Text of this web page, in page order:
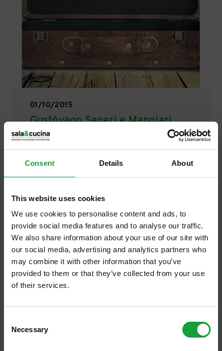
Consent Details About
This website uses cookies
We use cookies to personalise content and ads, to
provide social media features and to analyse our traffic.
We also share information about your use of our site with
our social media, advertising and analytics partners who
may combine it with other information that you’ve
provided to them or that they’ve collected from your use
of their services.
Selection
Necessary
01/10/2015
Gustòvago Saperi e Mangiari
Nasce a Parma, territorio dalle eccellenze
straordinarie e dalle grandi individualità, una
nuova occasione di incontro, scambio e
confronto, che arricchisce il panorama
ISCRIVITI ALLA NEWSLETTER
Resta aggiornato su tutte le ultime novita nel campo